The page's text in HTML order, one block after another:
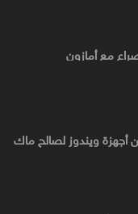
أجهزة ويندوز لصالح ماك